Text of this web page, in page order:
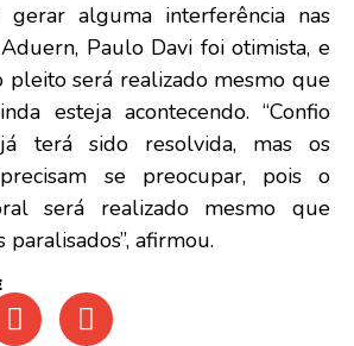
alguma interferência nas
Paulo Davi foi otimista, e
pleito será realizado mesmo que
esteja acontecendo. “Confio
terá sido resolvida, mas os
se preocupar, pois o
será realizado mesmo que
afirmou.